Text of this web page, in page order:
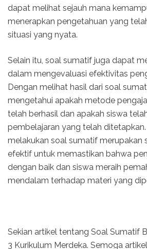
dapat melihat sejauh mana
menerapkan pengetahuan yang
situasi yang nyata.
Selain itu, soal sumatif juga dapat
dalam mengevaluasi efektivitas
Dengan melihat hasil dari soal
mengetahui apakah metode
telah berhasil dan apakah siswa
pembelajaran yang telah ditetapkan.
melakukan soal sumatif merupakan
efektif untuk memastikan bahwa
dengan baik dan siswa meraih
mendalam terhadap materi yang
Sekian artikel tentang Soal Sumatif
3 Kurikulum Merdeka. Semoga